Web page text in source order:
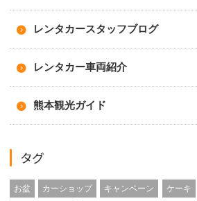
レンタカースタッフブログ
レンタカー車両紹介
熊本観光ガイド
タグ
お盆 カーショップ キャンペーン ケーキ